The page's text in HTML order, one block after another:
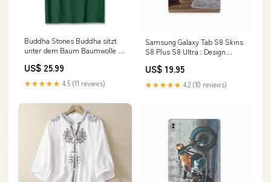
Buddha Stones Buddha sitzt
unter dem Baum Baumwolle T-
US$ 25.99
★★★★★ 4.5 (11 reviews)
Samsung Galaxy Tab S8 Skins
S8 Plus S8 Ultra : Design
Palmenbucht
Modellwahl:Galaxy Tab S8 Plus
US$ 19.95
★★★★★ 4.2 (10 reviews)